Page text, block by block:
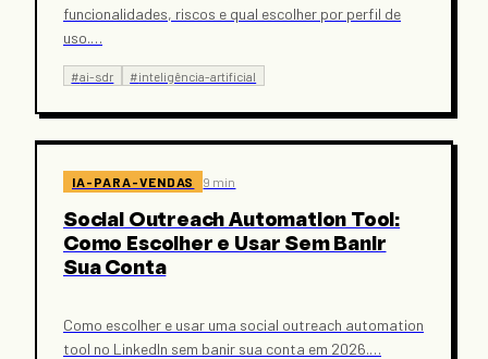
funcionalidades, riscos e qual escolher por perfil de
uso.…
#ai-sdr #inteligência-artificial
IA-PARA-VENDAS 9 min
Social Outreach Automation Tool:
Como Escolher e Usar Sem Banir
Sua Conta
Como escolher e usar uma social outreach automation
tool no LinkedIn sem banir sua conta em 2026.…